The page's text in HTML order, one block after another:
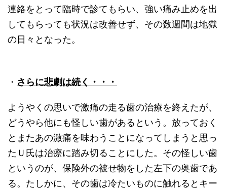
連絡をとって臨時で診てもらい、強い痛み止めを出
してもらっても状況は改善せず、その数週間は地獄
の日々となった。
・ さらに悲劇は続く・・・
ようやくの思いで激痛の走る歯の治療を終えたが、
どうやら他にも怪しい歯があるという。放っておく
とまたあの激痛を味わうことになってしまうと思っ
たＵ氏は治療に踏み切ることにした。その怪しい歯
というのが、保険外の被せ物をした左下の奥歯であ
る。たしかに、その歯は冷たいものに触れるとキー